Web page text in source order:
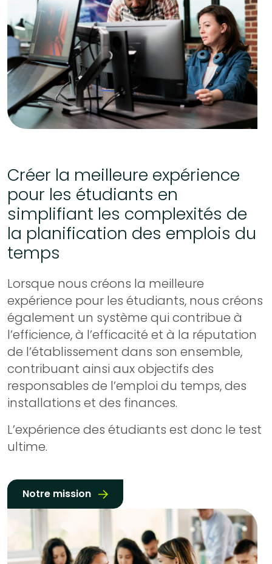
Créer la meilleure expérience
pour les étudiants en
simplifiant les complexités de
la planification des emplois du
temps
Lorsque nous créons la meilleure
expérience pour les étudiants, nous créons
également un système qui contribue à
l’efficience, à l’efficacité et à la réputation
de l’établissement dans son ensemble,
contribuant ainsi aux objectifs des
responsables de l’emploi du temps, des
installations et des finances.
L’expérience des étudiants est donc le test
ultime.
Notre mission